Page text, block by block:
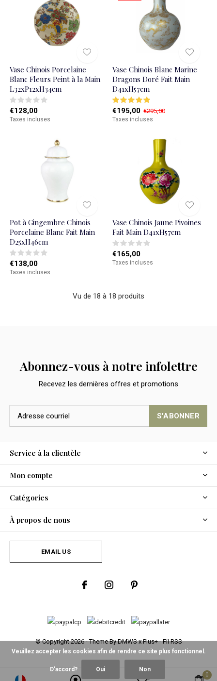
Vase Chinois Porcelaine
Blanc Fleurs Peint à la Main
L32xP12xH34cm
€128,00
Taxes incluses
Vase Chinois Blanc Marine
Dragons Doré Fait Main
D41xH57cm
€195,00 €295,00
Taxes incluses
Pot à Gingembre Chinois
Porcelaine Blanc Fait Main
D25xH46cm
€138,00
Taxes incluses
Vase Chinois Jaune Pivoines
Fait Main D41xH57cm
€165,00
Taxes incluses
Vu de 18 à 18 produits
Abonnez-vous à notre infolettre
Recevez les dernières offres et promotions
S'ABONNER
Service à la clientèle
Mon compte
Catégories
À propos de nous
EMAIL US
© Copyright2026- Theme ByDMWSxPlus+-Fil RSS
0
Veuillez accepter les cookies afin de rendre ce site plus fonctionnel.
D'accord? Oui Non